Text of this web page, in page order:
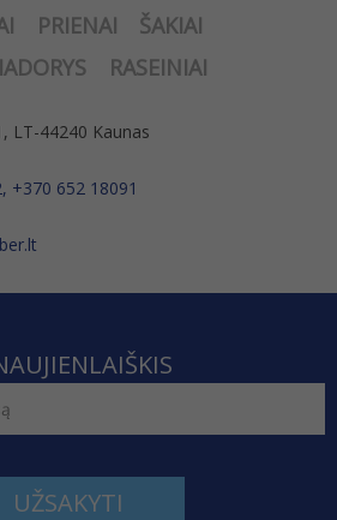
PRIENAI
ŠAKIAI
RASEINIAI
LT-44240 Kaunas
+370 652 18091
UŽSAKYTI